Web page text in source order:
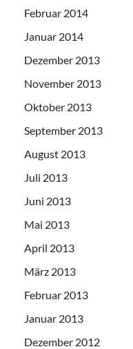
Februar 2014
Januar 2014
Dezember 2013
November 2013
Oktober 2013
September 2013
August 2013
Juli 2013
Juni 2013
Mai 2013
April 2013
März 2013
Februar 2013
Januar 2013
Dezember 2012